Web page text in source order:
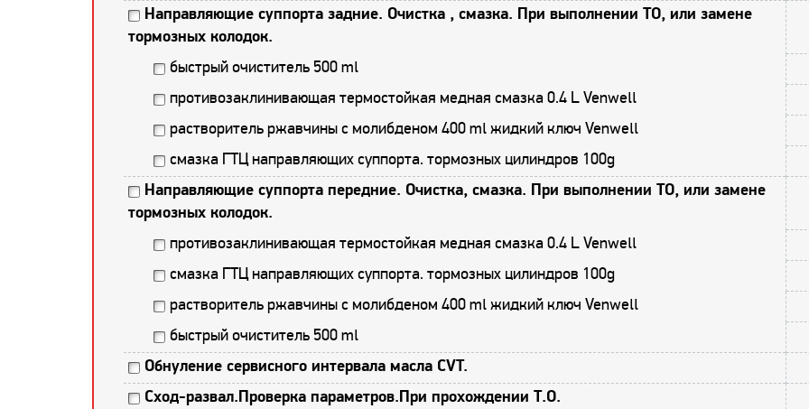
Направляющие суппорта задние. Очистка , смазка. При выполнении ТО, или замене
тормозных колодок.
быстрый очиститель 500 ml
противозаклинивающая термостойкая медная смазка 0.4 L Venwell
растворитель ржавчины с молибденом 400 ml жидкий ключ Venwell
смазка ГТЦ направляющих суппорта. тормозных цилиндров 100g
Направляющие суппорта передние. Очистка, смазка. При выполнении ТО, или замене
тормозных колодок.
противозаклинивающая термостойкая медная смазка 0.4 L Venwell
смазка ГТЦ направляющих суппорта. тормозных цилиндров 100g
растворитель ржавчины с молибденом 400 ml жидкий ключ Venwell
быстрый очиститель 500 ml
Обнуление сервисного интервала масла CVT.
Сход-развал.Проверка параметров.При прохождении Т.О.